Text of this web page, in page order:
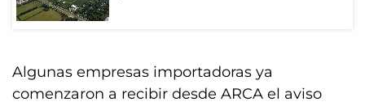
Algunas empresas importadoras ya
comenzaron a recibir desde ARCA el aviso